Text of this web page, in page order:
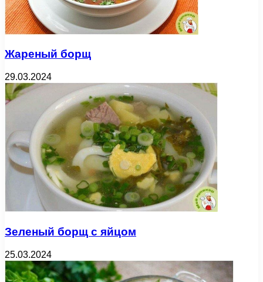
Жареный борщ
29.03.2024
Зеленый борщ с яйцом
25.03.2024